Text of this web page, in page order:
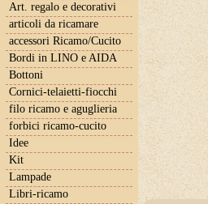
Art. regalo e decorativi
articoli da ricamare
accessori Ricamo/Cucito
Bordi in LINO e AIDA
Bottoni
Cornici-telaietti-fiocchi
filo ricamo e aguglieria
forbici ricamo-cucito
Idee
Kit
Lampade
Libri-ricamo